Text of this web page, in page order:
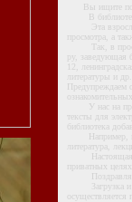
Вы ищите
В библиотеке
Эта взрослая
просмотра, а
Так, в
ру, заведующая
12,
литературы и др.
Предупреждаем
У нас на
тексты для
библиотека
Например, на
литература,
Настоящая
приватных
Загрузка и